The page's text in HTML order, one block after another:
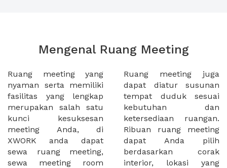
Mengenal Ruang Meeting
Ruang meeting yang
nyaman serta memiliki
fasilitas yang lengkap
merupakan salah satu
kunci kesuksesan
meeting Anda, di
XWORK anda dapat
sewa ruang meeting,
sewa meeting room
Ruang meeting juga
dapat diatur susunan
tempat duduk sesuai
kebutuhan dan
ketersediaan ruangan.
Ribuan ruang meeting
dapat Anda pilih
berdasarkan corak
interior, lokasi yang